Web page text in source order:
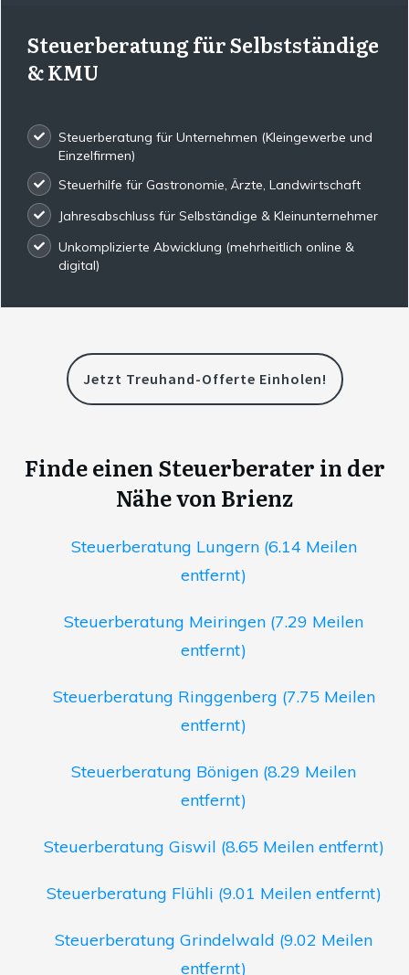
Steuerberatung für Selbstständige
& KMU
Steuerberatung für Unternehmen (Kleingewerbe und
Einzelfirmen)
Steuerhilfe für Gastronomie, Ärzte, Landwirtschaft
Jahresabschluss für Selbständige & Kleinunternehmer
Unkomplizierte Abwicklung (mehrheitlich online &
digital)
Jetzt Treuhand-Offerte Einholen!
Finde einen Steuerberater in der
Nähe von Brienz
Steuerberatung Lungern (6.14 Meilen
entfernt)
Steuerberatung Meiringen (7.29 Meilen
entfernt)
Steuerberatung Ringgenberg (7.75 Meilen
entfernt)
Steuerberatung Bönigen (8.29 Meilen
entfernt)
Steuerberatung Giswil (8.65 Meilen entfernt)
Steuerberatung Flühli (9.01 Meilen entfernt)
Steuerberatung Grindelwald (9.02 Meilen
entfernt)